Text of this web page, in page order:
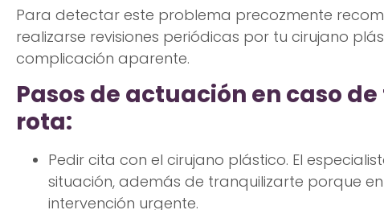
Para detectar este problema precozmente
realizarse revisiones periódicas por tu cirujano
complicación aparente.
Pasos de actuación en caso
rota:
Pedir cita con el cirujano plástico. El
situación, además de tranquilizarte porque
intervención urgente.